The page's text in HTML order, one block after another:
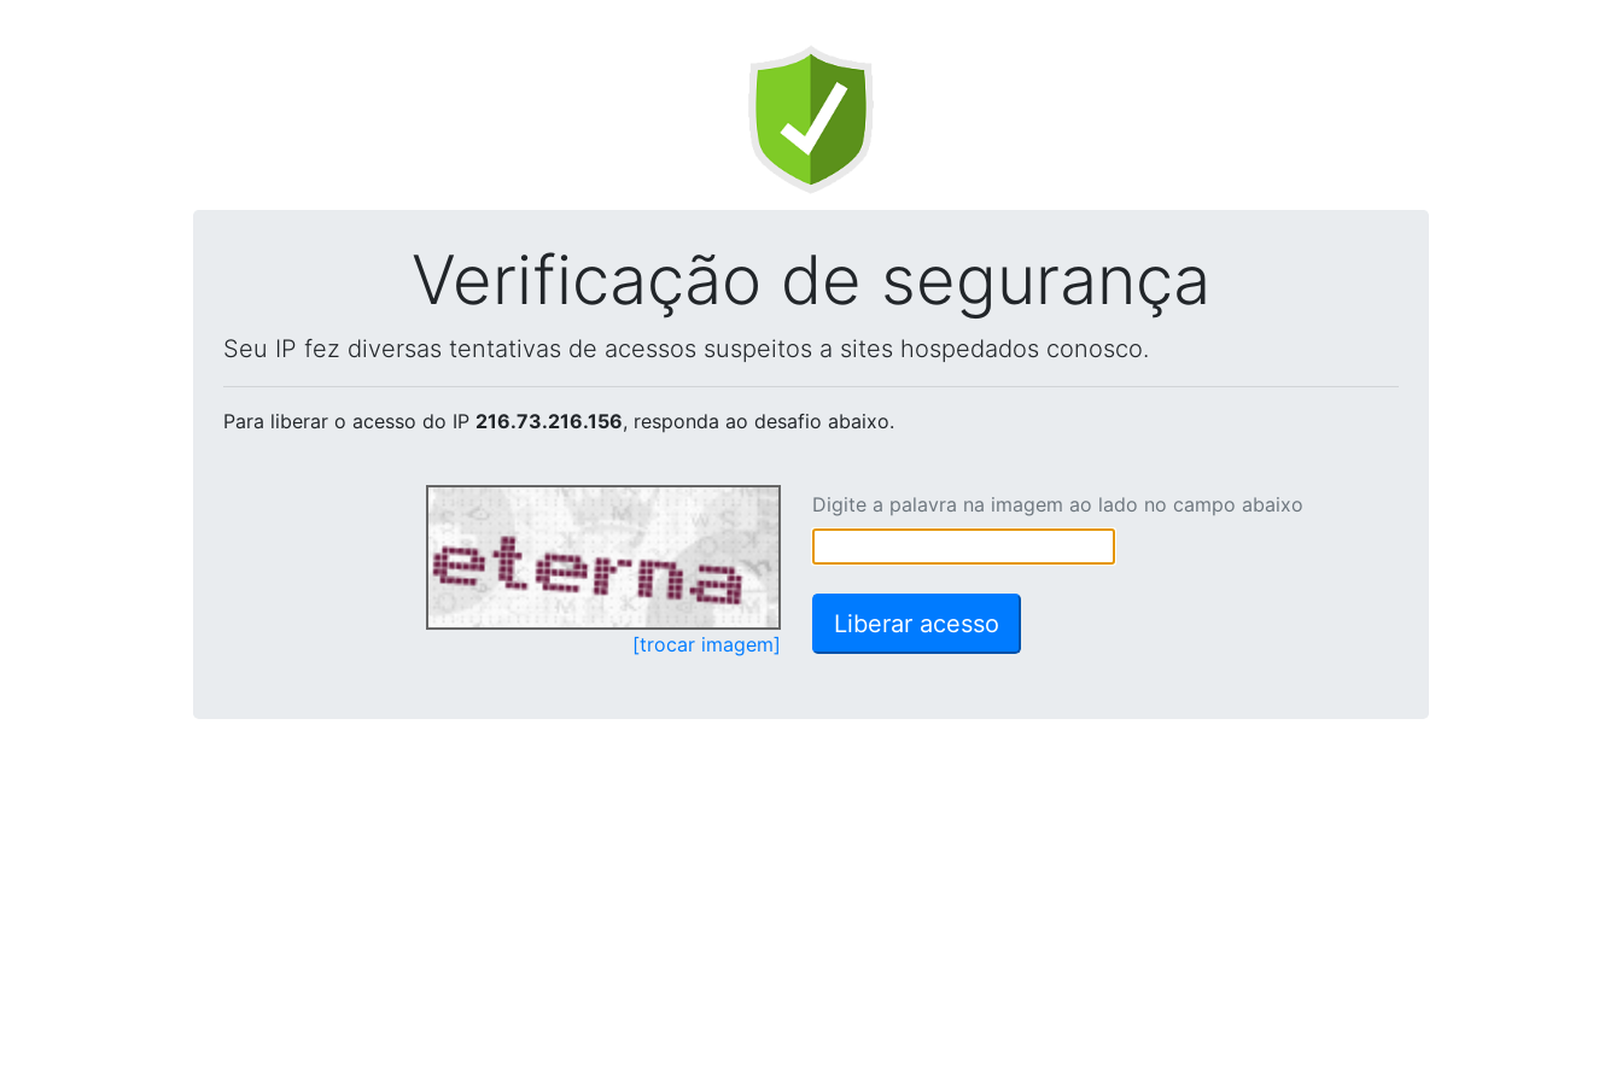
Verificação de segurança
Seu IP fez diversas tentativas de acessos suspeitos a sites hospedados conosco.
Para liberar o acesso do IP 216.73.216.156, responda ao desafio abaixo.
[trocar imagem]
Digite a palavra na imagem ao lado no campo abaixo